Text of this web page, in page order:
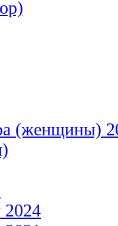
(женщины)